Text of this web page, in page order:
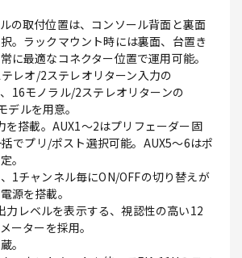
の取付位置は、コンソール背面と裏面
。ラックマウント時には裏面、台置き
に最適なコネクター位置で運用可能。
レオ/2ステレオリターン入力の
、16モノラル/2ステレオリターンの
デルを用意。
を搭載。AUX1～2はプリフェーダー固
でプリ/ポスト選択可能。AUX5～6はポ
。
1チャンネル毎にON/OFFの切り替えが
源を搭載。
力レベルを表示する、視認性の高い12
ーターを採用。
。